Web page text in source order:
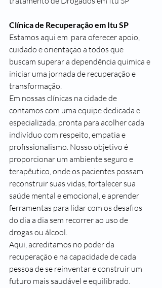
Clínica de Recuperação em Itu SP
Estamos aqui em  para oferecer apoio,
cuidado e orientação a todos que
buscam superar a dependência quimica e
iniciar uma jornada de recuperação e
transformação.
Em nossas clínicas na cidade de
contamos com uma equipe dedicada e
especializada, pronta para acolher cada
indivíduo com respeito, empatia e
profissionalismo. Nosso objetivo é
proporcionar um ambiente seguro e
terapêutico, onde os pacientes possam
reconstruir suas vidas, fortalecer sua
saúde mental e emocional, e aprender
ferramentas para lidar com os desafios
do dia a dia sem recorrer ao uso de
drogas ou álcool.
Aqui, acreditamos no poder da
recuperação e na capacidade de cada
pessoa de se reinventar e construir um
futuro mais saudável e equilibrado.